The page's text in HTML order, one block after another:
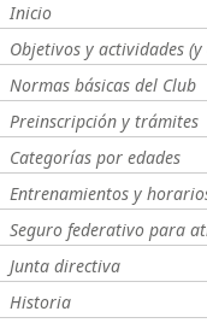
Inicio
Objetivos y actividades
Normas básicas del Club
Preinscripción y trámites
Categorías por edades
Entrenamientos y
Seguro federativo para
Junta directiva
Historia